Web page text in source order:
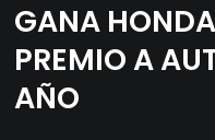
GANA
PREMIO A
AÑO